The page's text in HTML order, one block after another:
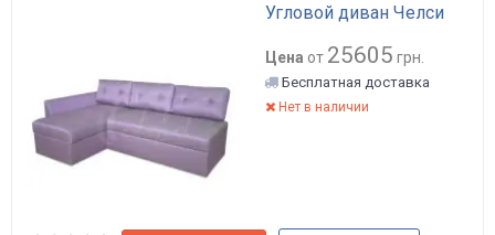
Угловой диван Челси
Цена от 25605 грн.
Бесплатная доставка
Нет в наличии